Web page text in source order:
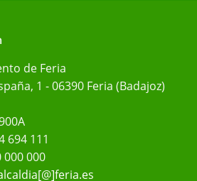
de Feria
1 - 06390 Feria (Badajoz)
694 111
000 000